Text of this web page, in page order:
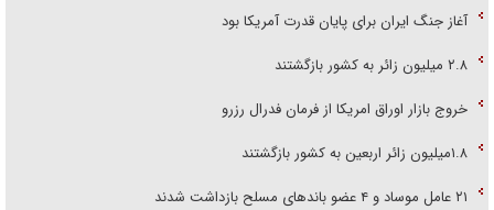
آغاز جنگ ایران برای پایان قدرت آمریکا بود
۲.۸ میلیون زائر به کشور بازگشتند
خروج بازار اوراق امریکا از فرمان فدرال رزرو
۱.۸میلیون زائر اربعین به کشور بازگشتند
۲۱ عامل موساد و ۴ عضو باند‌های مسلح بازداشت شدند